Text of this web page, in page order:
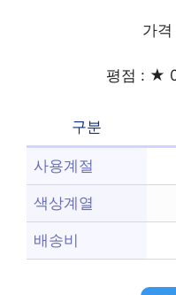
가격
평점 : ★
구분
사용계절
색상계열
배송비